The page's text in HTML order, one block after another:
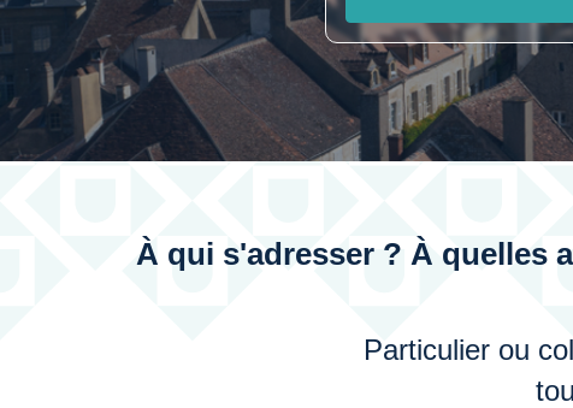
À qui s'adresser ? À quelles
Particulier ou